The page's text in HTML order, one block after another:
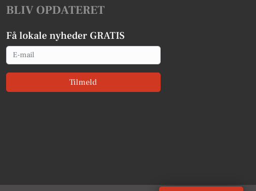
BLIV OPDATERET
Få lokale nyheder GRATIS
Email
Tilmeld